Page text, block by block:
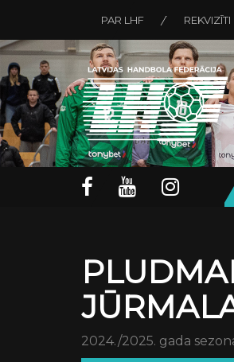
PAR LHF REKVIZĪTI
2024./2025. gada